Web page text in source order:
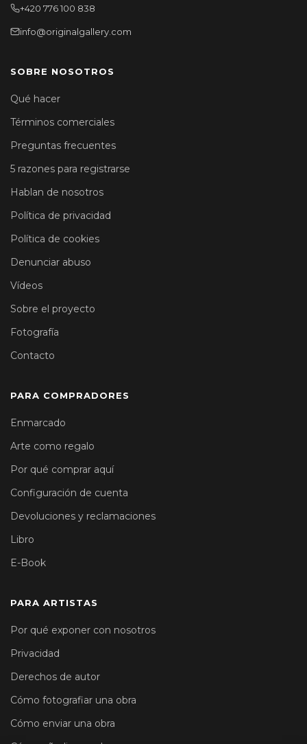
+420 776 100 838
info@originalgallery.com
SOBRE NOSOTROS
Qué hacer
Términos comerciales
Preguntas frecuentes
5 razones para registrarse
Hablan de nosotros
Política de privacidad
Política de cookies
Denunciar abuso
Vídeos
Sobre el proyecto
Fotografía
Contacto
PARA COMPRADORES
Enmarcado
Arte como regalo
Por qué comprar aquí
Configuración de cuenta
Devoluciones y reclamaciones
Libro
E-Book
PARA ARTISTAS
Por qué exponer con nosotros
Privacidad
Derechos de autor
Cómo fotografiar una obra
Cómo enviar una obra